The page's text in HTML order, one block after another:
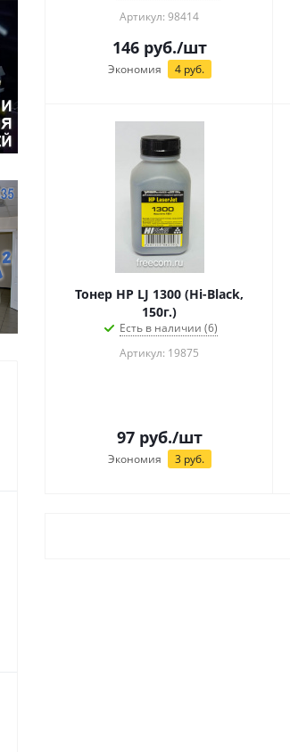
Артикул: 98414
146руб./шт
Экономия 4руб.
Тонер HP LJ 1300 (Hi-Black,
150г.)
Есть в наличии (6)
Артикул: 19875
97руб./шт
Экономия 3руб.